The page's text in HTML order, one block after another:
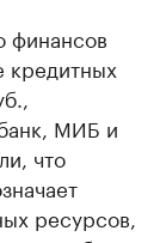
финансов
кредитных
МИБ и
что
ресурсов,